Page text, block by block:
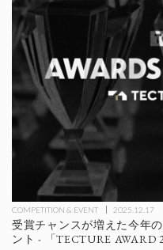
COMPETITION & EVENT 2025.12.17
受賞チャンスが増えた今年
ント - 「TECTURE AWARD